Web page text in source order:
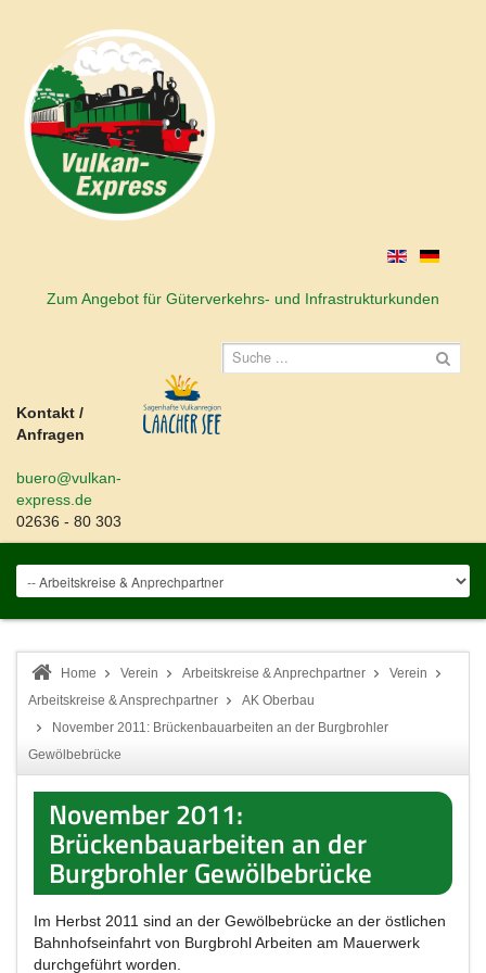
Zum Angebot für Güterverkehrs- und Infrastrukturkunden
Kontakt /
Anfragen
buero@vulkan-
express.de
02636 - 80 303
Home Verein Arbeitskreise & Anprechpartner
Verein
Arbeitskreise & Ansprechpartner
AK Oberbau
November 2011: Brückenbauarbeiten an der Burgbrohler
Gewölbebrücke
November 2011:
Brückenbauarbeiten an der
Burgbrohler Gewölbebrücke
Im Herbst 2011 sind an der Gewölbebrücke an der östlichen
Bahnhofseinfahrt von Burgbrohl Arbeiten am Mauerwerk
durchgeführt worden.